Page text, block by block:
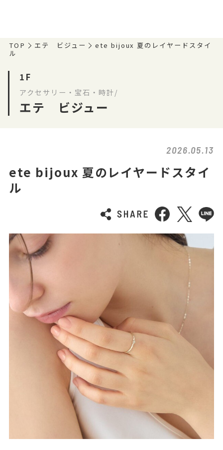
TOP エテ ビジュー
ete bijoux 夏のレイヤードスタイ
ル
1F
アクセサリー・宝石・時計/
エテ ビジュー
2026.05.13
ete bijoux 夏のレイヤードスタイ
ル